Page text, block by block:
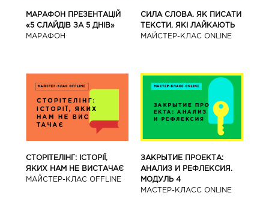
МАРАФОН ПРЕЗЕНТАЦІЙ
«5 СЛАЙДІВ ЗА 5 ДНІВ»
МАРАФОН
СИЛА СЛОВА. ЯК ПИСАТИ
ТЕКСТИ, ЯКІ ЛАЙКАЮТЬ
МАЙСТЕР-КЛАС ONLINE
СТОРІТЕЛІНГ: ІСТОРІЇ,
ЯКИХ НАМ НЕ ВИСТАЧАЄ
МАЙСТЕР-КЛАС OFFLINE
ЗАКРЫТИЕ ПРОЕКТА:
АНАЛИЗ И РЕФЛЕКСИЯ.
МОДУЛЬ 4
МАСТЕР-КЛАСС ONLINE